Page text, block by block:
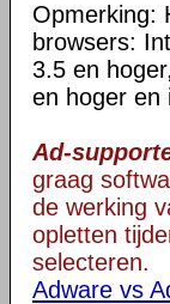
Opmerking:
browsers:
3.5 en
en hoger en
Ad-
graag
de werking
opletten
selecteren.
Adware vs